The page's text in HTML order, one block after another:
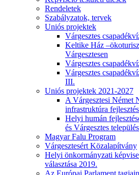
Rendeletek
Szabályzatok, tervek
Uniós projektek
Várgesztes
Keltike Ház
Várgesztesen
Várgesztes
Várgesztes
III.
Uniós projektek 2021-2027
A Várgesztesi Német
infrastruktúra
Helyi humán
és Várgesztes
Magyar Falu Program
Várgesztesért Közalapítvány
Helyi önkormányzati
választása 2019.
Az Európai Parlament